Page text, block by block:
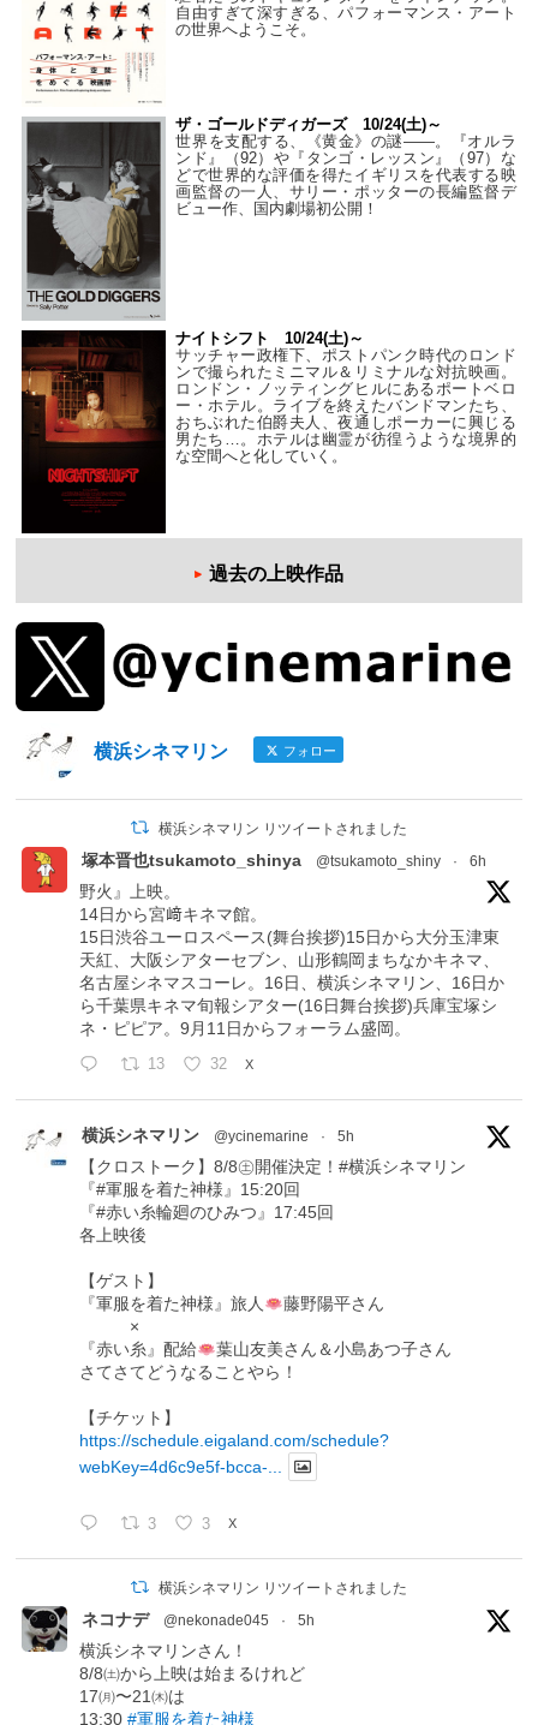
自由すぎて深すぎる、パフォーマンス・アート
の世界へようこそ。
ザ・ゴールドディガーズ 10/24(土)～
世界を支配する、《黄金》の謎――。『オルラ
ンド』（92）や『タンゴ・レッスン』（97）な
どで世界的な評価を得たイギリスを代表する映
画監督の一人、サリー・ポッターの長編監督デ
ビュー作、国内劇場初公開！
ナイトシフト 10/24(土)～
サッチャー政権下、ポストパンク時代のロンド
ンで撮られたミニマル＆リミナルな対抗映画。
ロンドン・ノッティングヒルにあるポートベロ
ー・ホテル。ライブを終えたバンドマンたち、
おちぶれた伯爵夫人、夜通しポーカーに興じる
男たち…。ホテルは幽霊が彷徨うような境界的
な空間へと化していく。
過去の上映作品
横浜シネマリン フォロー
横浜シネマリン リツイートされました
塚本晋也tsukamoto_shinya @tsukamoto_shiny · 6h
野火』上映。
14日から宮﨑キネマ館。
15日渋谷ユーロスペース(舞台挨拶)15日から大分玉津東
天紅、大阪シアターセブン、山形鶴岡まちなかキネマ、
名古屋シネマスコーレ。16日、横浜シネマリン、16日か
ら千葉県キネマ旬報シアター(16日舞台挨拶)兵庫宝塚シ
ネ・ピピア。9月11日からフォーラム盛岡。
13 32 X
横浜シネマリン @ycinemarine · 5h
【クロストーク】8/8㊏開催決定！#横浜シネマリン
『#軍服を着た神様』15:20回
『#赤い糸輪廻のひみつ』17:45回
各上映後
【ゲスト】
『軍服を着た神様』旅人
藤野陽平さん
×
『赤い糸』配給
葉山友美さん＆小島あつ子さん
さてさてどうなることやら！
【チケット】
https://schedule.eigaland.com/schedule?
webKey=4d6c9e5f-bcca-...
3 3 X
横浜シネマリン リツイートされました
ネコナデ @nekonade045 · 5h
横浜シネマリンさん！
8/8㈯から上映は始まるけれど
17㈪〜21㈭は
13:30#軍服を着た神様